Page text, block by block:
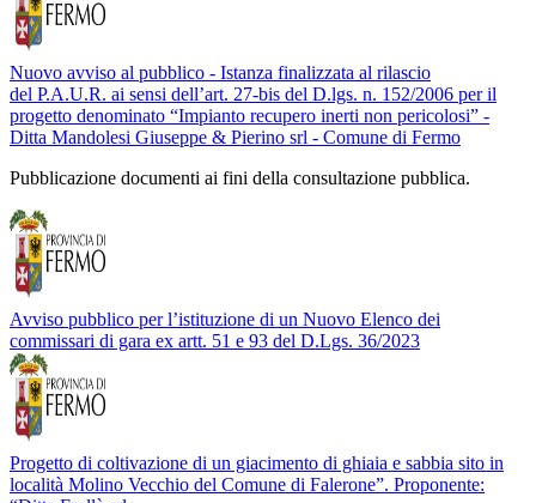
Nuovo avviso al pubblico - Istanza finalizzata al rilascio
del P.A.U.R. ai sensi dell’art. 27-bis del D.lgs. n. 152/2006 per il
progetto denominato “Impianto recupero inerti non pericolosi” -
Ditta Mandolesi Giuseppe & Pierino srl - Comune di Fermo
Pubblicazione documenti ai fini della consultazione pubblica.
Avviso pubblico per l’istituzione di un Nuovo Elenco dei
commissari di gara ex artt. 51 e 93 del D.Lgs. 36/2023
Progetto di coltivazione di un giacimento di ghiaia e sabbia sito in
località Molino Vecchio del Comune di Falerone”. Proponente: